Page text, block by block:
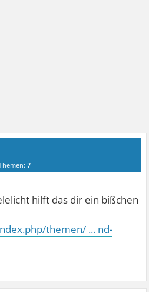
7
hilft das dir ein bißchen
themen/ ... nd-